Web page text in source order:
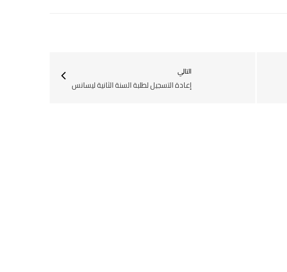
التالي
إعادة التسجيل لطلبة السنة الثانية ليسانس